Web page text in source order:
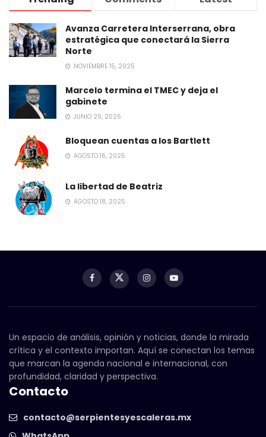
Avanza Carretera Interserrana, obra
estratégica que conectará la Sierra
Norte
NOVIEMBRE 15, 2025
Marcelo termina el TMEC y deja el
gabinete
JUNIO 20, 2026
Bloquean cuentas a los Bartlett
AGOSTO 16, 2025
La libertad de Beatriz
AGOSTO 18, 2025
Un espacio de análisis, opinión y noticias, donde la mirada
crítica y el contexto importan. Aquí se conectan los temas
que marcan la agenda nacional e internacional, con
profundidad, claridad y perspectiva.
Contacto
contacto@serpientesyescaleras.mx